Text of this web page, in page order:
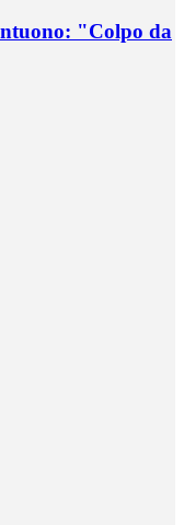
"Colpo da